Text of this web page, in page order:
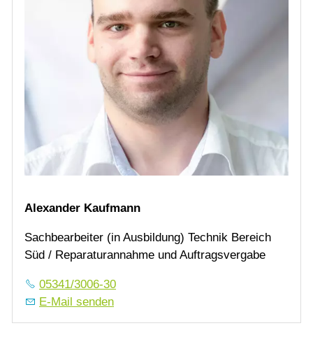
Alexander Kaufmann
Sachbearbeiter (in Ausbildung) Technik Bereich
Süd / Reparaturannahme und Auftragsvergabe
05341/3006-30
E-Mail senden